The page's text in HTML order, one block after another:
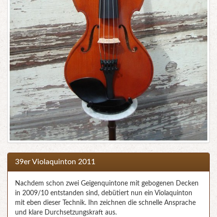
39er Violaquinton 2011
Nachdem schon zwei Geigenquintone mit gebogenen Decken
in 2009/10 entstanden sind, debütiert nun ein Violaquinton
mit eben dieser Technik. Ihn zeichnen die schnelle Ansprache
und klare Durchsetzungskraft aus.